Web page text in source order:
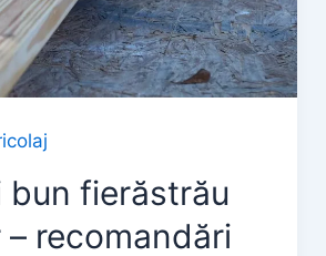
bun fierăstrău
recomandări